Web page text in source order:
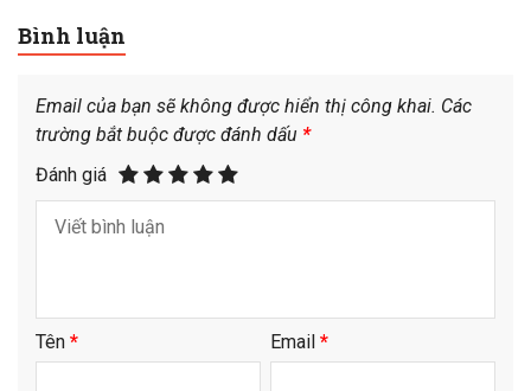
Bình luận
Email của bạn sẽ không được hiển thị công khai. Các
trường bắt buộc được đánh dấu *
Đánh giá
Tên * Email *